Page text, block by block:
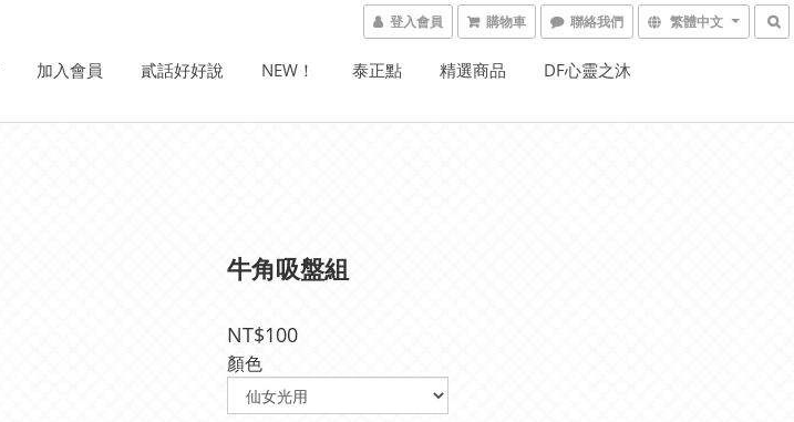
登入會員 購物車 聯絡我們 繁體中文
加入會員 貳話好好說 NEW！ 泰正點 精選商品 DF心靈之沐
牛角吸盤組
NT$100
顏色